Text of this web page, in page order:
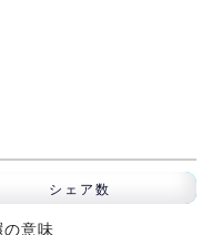
シェア数
の意味